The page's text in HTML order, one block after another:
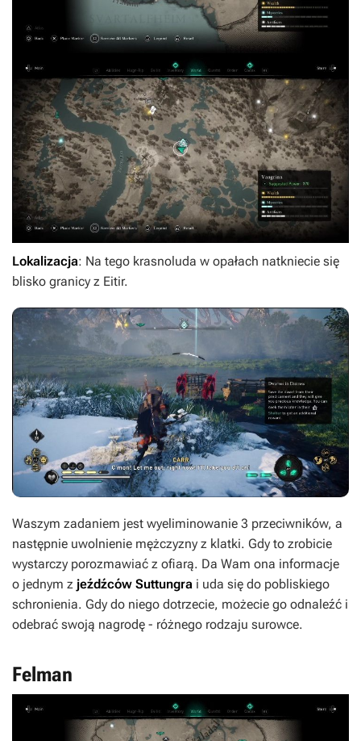
Lokalizacja: Na tego krasnoluda w opałach natkniecie się
blisko granicy z Eitir.
Waszym zadaniem jest wyeliminowanie 3 przeciwników, a
następnie uwolnienie mężczyzny z klatki. Gdy to zrobicie
wystarczy porozmawiać z ofiarą. Da Wam ona informacje
o jednym z jeźdźców Suttungra i uda się do pobliskiego
schronienia. Gdy do niego dotrzecie, możecie go odnaleźć i
odebrać swoją nagrodę - różnego rodzaju surowce.
Felman